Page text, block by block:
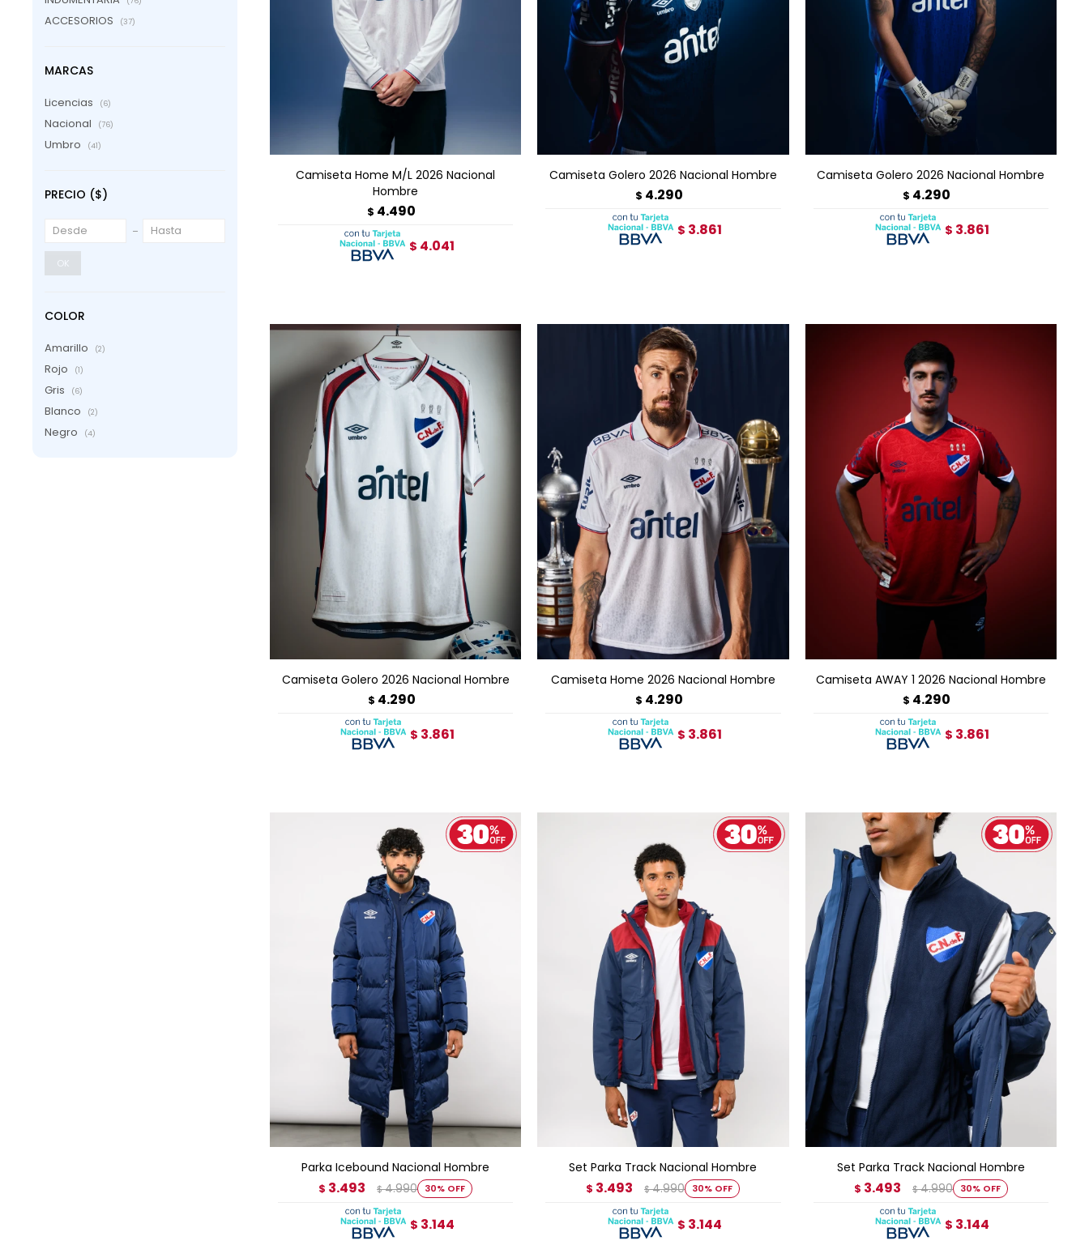
Camiseta Home M/L 2026 Nacional
Hombre
$ 4.490
$ 4.041
AGREGAR AL CARRITO
Camiseta Golero 2026 Nacional Hombre
$ 4.290
$ 3.861
AGREGAR AL CARRITO
Camiseta Golero 2026 Nacional Hombre
$ 4.290
$ 3.861
AGREGAR AL CARRITO
Camiseta Golero 2026 Nacional Hombre
$ 4.290
$ 3.861
AGREGAR AL CARRITO
Camiseta Home 2026 Nacional Hombre
$ 4.290
$ 3.861
AGREGAR AL CARRITO
Camiseta AWAY 1 2026 Nacional Hombre
$ 4.290
$ 3.861
AGREGAR AL CARRITO
Parka Icebound Nacional Hombre
$ 3.493 $ 4.990 30
$ 3.144
AGREGAR AL CARRITO
Set Parka Track Nacional Hombre
$ 3.493 $ 4.990 30
$ 3.144
AGREGAR AL CARRITO
Set Parka Track Nacional Hombre
$ 3.493 $ 4.990 30
$ 3.144
AGREGAR AL CARRITO
ACCESORIOS (37)
MARCAS
Licencias (6)
Nacional (76)
Umbro (41)
PRECIO ($)
OK
COLOR
Amarillo (2)
Rojo (1)
Gris (6)
Blanco (2)
Negro (4)